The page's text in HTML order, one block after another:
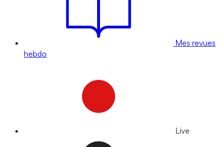
Mes revues
hebdo
Live